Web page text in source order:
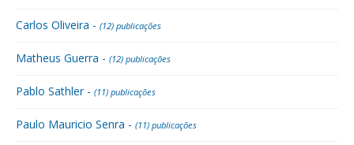
Carlos Oliveira - (12) publicações
Matheus Guerra - (12) publicações
Pablo Sathler - (11) publicações
Paulo Mauricio Senra - (11) publicações